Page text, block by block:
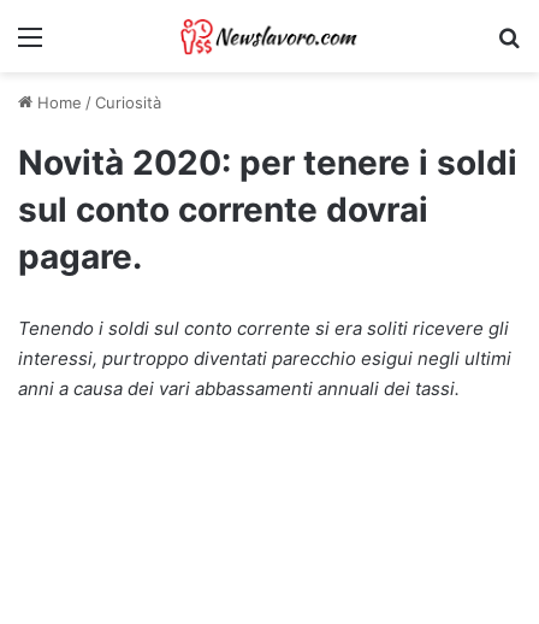
Menu
Home /Curiosità
Novità 2020: per tenere i soldi
sul conto corrente dovrai
pagare.
Tenendo i soldi sul conto corrente si era soliti ricevere gli
interessi, purtroppo diventati parecchio esigui negli ultimi
anni a causa dei vari abbassamenti annuali dei tassi.